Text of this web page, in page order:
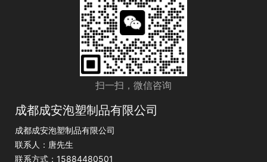
扫一扫，微信咨询
成都成安泡塑制品有限公司
成都成安泡塑制品有限公司
联系人：唐先生
联系方式：15884480501